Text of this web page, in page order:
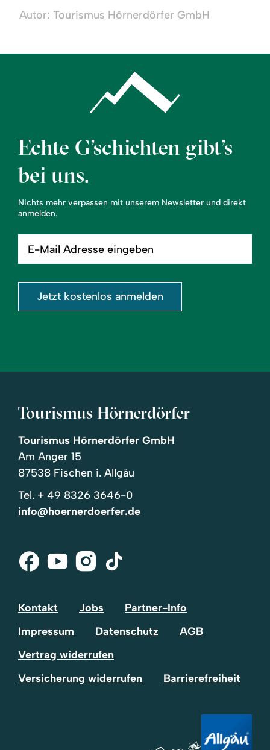
der
Bolsterlang
Autor: Tourismus Hörnerdörfer GmbH
Echte G’schichten gibt’s
bei uns.
Nichts mehr verpassen mit unserem Newsletter und direkt
anmelden.
Mail
eingeben
Jetzt kostenlos anmelden
Tourismus Hörnerdörfer
Tourismus Hörnerdörfer GmbH
Am Anger 15
87538 Fischen i. Allgäu
Tel. + 49 8326 3646-0
info@hoernerdoerfer.de
Facebook
Youtube
Instagram
Tik-
Kontakt Jobs
Partner-Info
Impressum
Datenschutz
AGB
Vertrag widerrufen
Versicherung widerrufen
Barrierefreiheit